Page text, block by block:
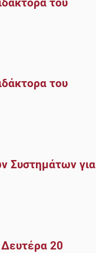
του
Συστημάτων για
20